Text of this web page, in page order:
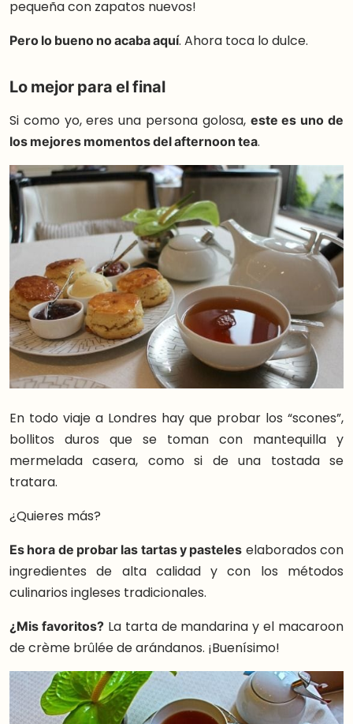
pequeña con zapatos nuevos!
Pero lo bueno no acaba aquí. Ahora toca lo dulce.
Lo mejor para el final
Si como yo, eres una persona golosa, este es uno de
los mejores momentos del afternoon tea.
En todo viaje a Londres hay que probar los “scones”,
bollitos duros que se toman con mantequilla y
mermelada casera, como si de una tostada se
tratara.
¿Quieres más?
Es hora de probar las tartas y pasteles elaborados con
ingredientes de alta calidad y con los métodos
culinarios ingleses tradicionales.
¿Mis favoritos?La tarta de mandarina y el macaroon
de crème brûlée de arándanos. ¡Buenísimo!